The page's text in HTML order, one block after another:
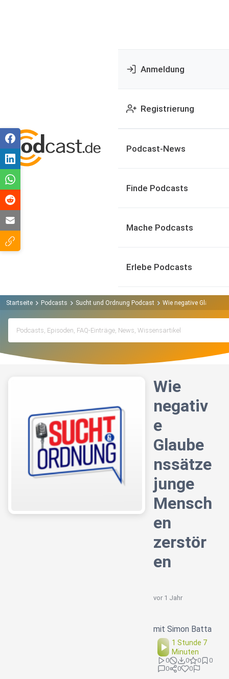
Anmeldung
Registrierung
Podcast-News
Finde Podcasts
Mache Podcasts
Erlebe Podcasts
Startseite Podcasts Sucht und Ordnung Podcast Wie negative
Wie
negativ
e
Glaube
nssätze
junge
Mensch
en
zerstör
en
vor 1 Jahr
mit Simon Batta
1 Stunde 7
Minuten
0 0 0
0
0
0 0